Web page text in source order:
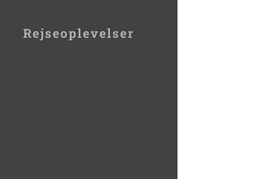
Rejseoplevelser